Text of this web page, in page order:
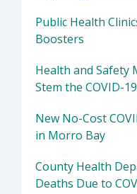
Public Health
Boosters
Health and Safety
Stem the COVID-
New No-Cost
in Morro Bay
County Health
Deaths Due to